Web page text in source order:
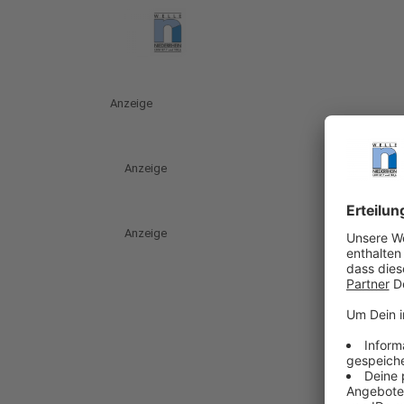
Anzeige
Anzeige
Anzeige